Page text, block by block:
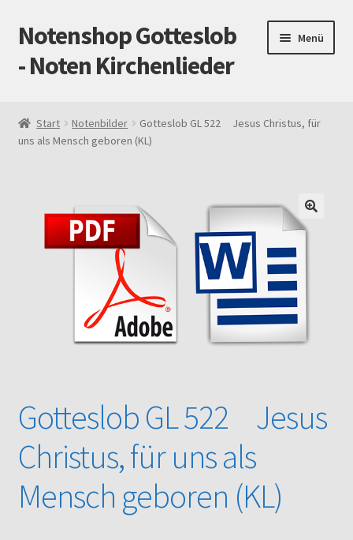
Zur
Navigation
springen
Zum
Inhalt
springen
Notenshop Gotteslob
- Noten Kirchenlieder
Menü
AGB
Cookie-Richtlinie (EU)
Gotteslob alt / neu
Start Notenbilder
Gotteslob GL 522 Jesus Christus, für
uns als Mensch geboren (KL)
Gotteslob GL 522 Jesus
Christus, für uns als
Mensch geboren (KL)